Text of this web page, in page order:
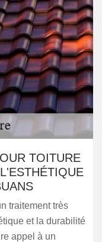
TOITURE
traitement très
et la durabilité
appel à un